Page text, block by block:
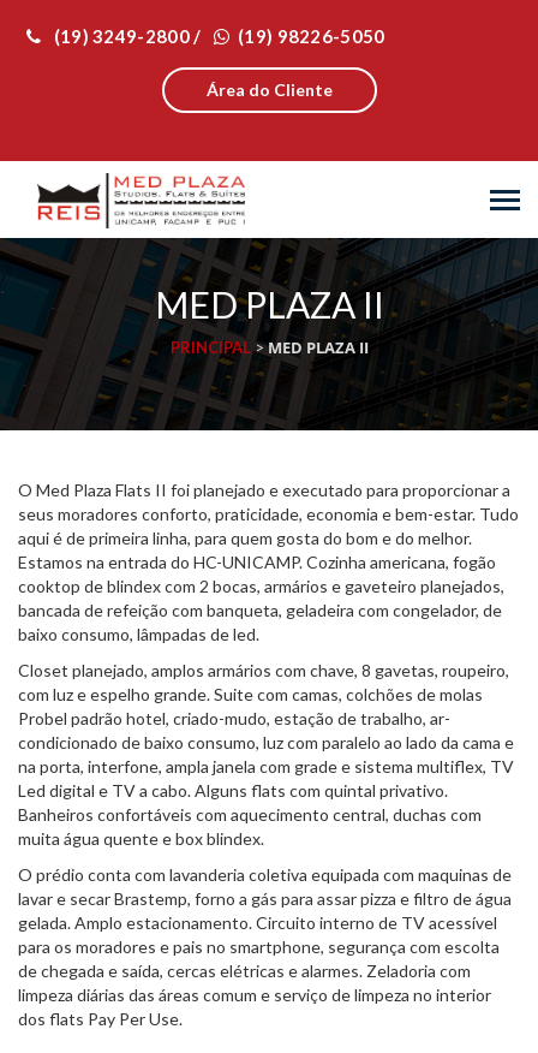
(19) 3249-2800 / (19) 98226-5050
Área do Cliente
MED PLAZA II
PRINCIPAL>MED PLAZA II
O Med Plaza Flats II foi planejado e executado para proporcionar a
seus moradores conforto, praticidade, economia e bem-estar. Tudo
aqui é de primeira linha, para quem gosta do bom e do melhor.
Estamos na entrada do HC-UNICAMP. Cozinha americana, fogão
cooktop de blindex com 2 bocas, armários e gaveteiro planejados,
bancada de refeição com banqueta, geladeira com congelador, de
baixo consumo, lâmpadas de led.
Closet planejado, amplos armários com chave, 8 gavetas, roupeiro,
com luz e espelho grande. Suite com camas, colchões de molas
Probel padrão hotel, criado-mudo, estação de trabalho, ar-
condicionado de baixo consumo, luz com paralelo ao lado da cama e
na porta, interfone, ampla janela com grade e sistema multiflex, TV
Led digital e TV a cabo. Alguns flats com quintal privativo.
Banheiros confortáveis com aquecimento central, duchas com
muita água quente e box blindex.
O prédio conta com lavanderia coletiva equipada com maquinas de
lavar e secar Brastemp, forno a gás para assar pizza e filtro de água
gelada. Amplo estacionamento. Circuito interno de TV acessível
para os moradores e pais no smartphone, segurança com escolta
de chegada e saída, cercas elétricas e alarmes. Zeladoria com
limpeza diárias das áreas comum e serviço de limpeza no interior
dos flats Pay Per Use.